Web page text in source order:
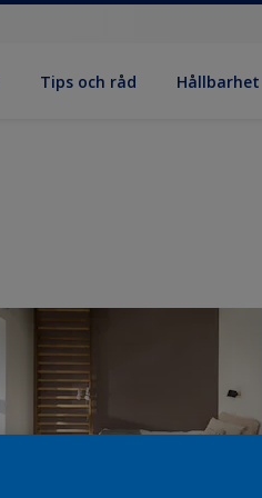
Tips och råd Hållbarhet